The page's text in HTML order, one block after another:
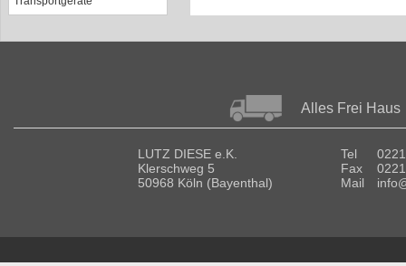
Alles Frei Haus
LUTZ DIESE e.K.
Klerschweg 5
50968 Köln (Bayenthal)
Tel
Fax
Mail